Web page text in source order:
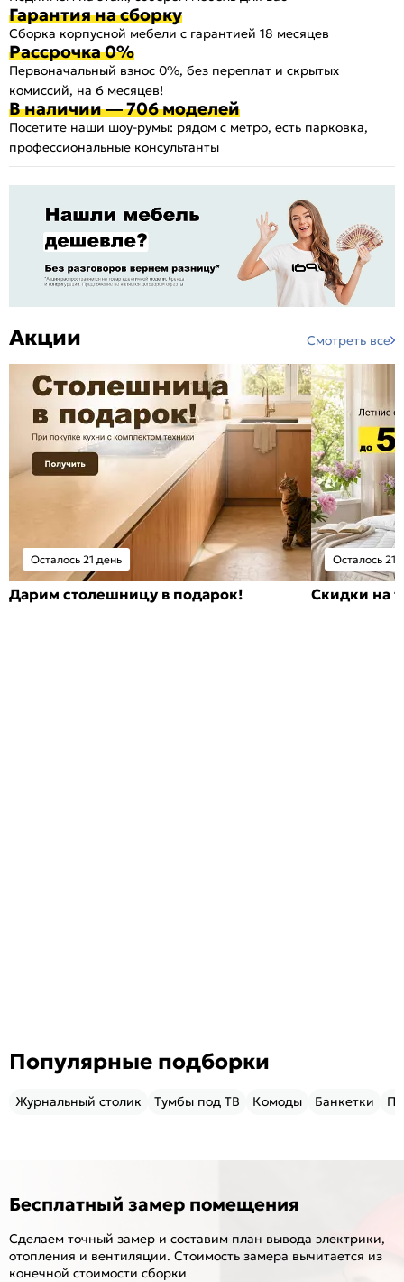
Гарантия на сборку
Сборка корпусной мебели с гарантией 18 месяцев
Рассрочка 0%
Первоначальный взнос 0%, без переплат и скрытых
комиссий, на 6 месяцев!
В наличии — 706 моделей
Посетите наши шоу-румы: рядом с метро, есть парковка,
профессиональные консультанты
Акции Смотреть все
Осталось 21 день
Дарим столешницу в подарок!
Осталось 21
Скидки на
Популярные подборки
Журнальный столик Тумбы под ТВ Комоды Банкетки
Бесплатный замер помещения
Сделаем точный замер и составим план вывода электрики,
отопления и вентиляции. Стоимость замера вычитается из
конечной стоимости сборки